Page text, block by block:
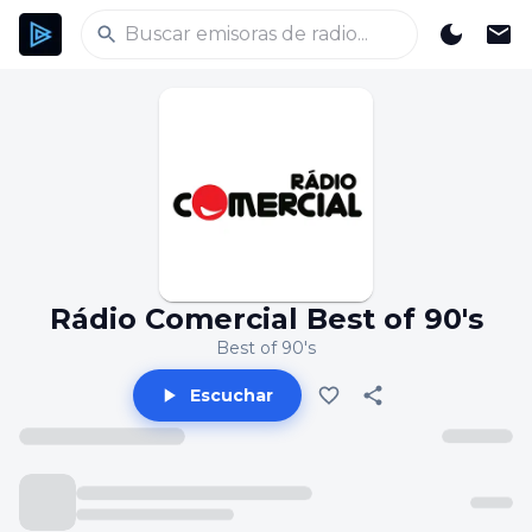
Rádio Comercial Best of 90's
Best of 90's
Escuchar